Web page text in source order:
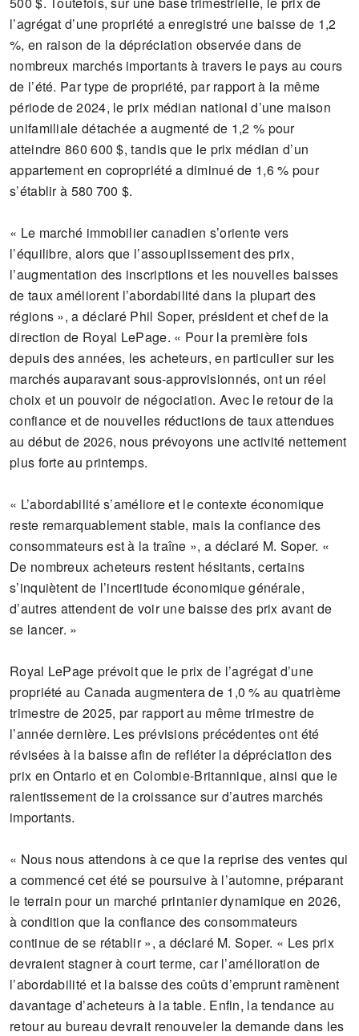
l’agrégat d’une propriété a enregistré une baisse de 1,2
%, en raison de la dépréciation observée dans de
nombreux marchés importants à travers le pays au cours
de l’été. Par type de propriété, par rapport à la même
période de 2024, le prix médian national d’une maison
unifamiliale détachée a augmenté de 1,2 % pour
atteindre 860 600 $, tandis que le prix médian d’un
appartement en copropriété a diminué de 1,6 % pour
s’établir à 580 700 $.
« Le marché immobilier canadien s’oriente vers
l’équilibre, alors que l’assouplissement des prix,
l’augmentation des inscriptions et les nouvelles baisses
de taux améliorent l’abordabilité dans la plupart des
régions », a déclaré Phil Soper, président et chef de la
direction de Royal LePage. « Pour la première fois
depuis des années, les acheteurs, en particulier sur les
marchés auparavant sous-approvisionnés, ont un réel
choix et un pouvoir de négociation. Avec le retour de la
confiance et de nouvelles réductions de taux attendues
au début de 2026, nous prévoyons une activité nettement
plus forte au printemps.
« L’abordabilité s’améliore et le contexte économique
reste remarquablement stable, mais la confiance des
consommateurs est à la traîne », a déclaré M. Soper. «
De nombreux acheteurs restent hésitants, certains
s’inquiètent de l’incertitude économique générale,
d’autres attendent de voir une baisse des prix avant de
se lancer. »
Royal LePage prévoit que le prix de l’agrégat d’une
propriété au Canada augmentera de 1,0 % au quatrième
trimestre de 2025, par rapport au même trimestre de
l’année dernière. Les prévisions précédentes ont été
révisées à la baisse afin de refléter la dépréciation des
prix en Ontario et en Colombie-Britannique, ainsi que le
ralentissement de la croissance sur d’autres marchés
importants.
« Nous nous attendons à ce que la reprise des ventes qui
a commencé cet été se poursuive à l’automne, préparant
le terrain pour un marché printanier dynamique en 2026,
à condition que la confiance des consommateurs
continue de se rétablir », a déclaré M. Soper. « Les prix
devraient stagner à court terme, car l’amélioration de
l’abordabilité et la baisse des coûts d’emprunt ramènent
davantage d’acheteurs à la table. Enfin, la tendance au
retour au bureau devrait renouveler la demande dans les